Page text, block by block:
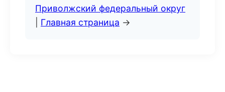
Приволжский федеральный округ
Главная страница →